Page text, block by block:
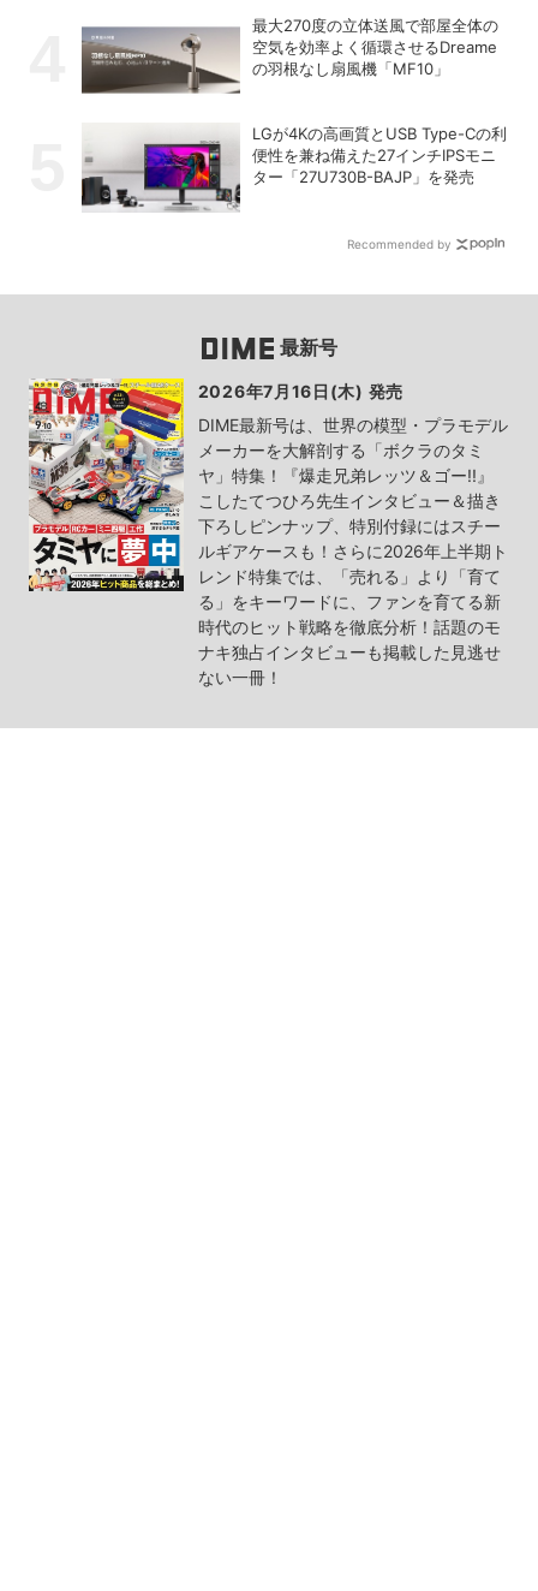
最大270度の立体送風で部屋全体の
空気を効率よく循環させるDreame
の羽根なし扇風機「MF10」
LGが4Kの高画質とUSB Type-Cの利
便性を兼ね備えた27インチIPSモニ
ター「27U730B-BAJP」を発売
Recommended by
最新号
2026年7月16日(木) 発売
DIME最新号は、世界の模型・プラモデル
メーカーを大解剖する「ボクラのタミ
ヤ」特集！『爆走兄弟レッツ＆ゴー!!』
こしたてつひろ先生インタビュー＆描き
下ろしピンナップ、特別付録にはスチー
ルギアケースも！さらに2026年上半期ト
レンド特集では、「売れる」より「育て
る」をキーワードに、ファンを育てる新
時代のヒット戦略を徹底分析！話題のモ
ナキ独占インタビューも掲載した見逃せ
ない一冊！